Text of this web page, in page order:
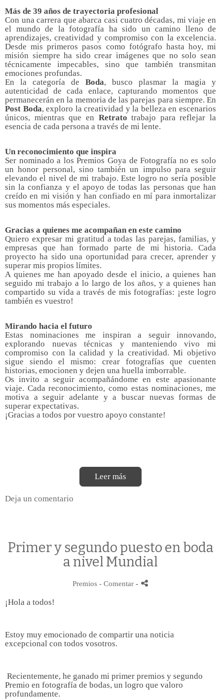
Más de 39 años de trayectoria profesional
Con una carrera que abarca casi cuatro décadas, mi viaje en
el mundo de la fotografía ha sido un camino lleno de
aprendizajes, creatividad y compromiso con la excelencia.
Desde mis primeros pasos como fotógrafo hasta hoy, mi
misión siempre ha sido crear imágenes que no solo sean
técnicamente impecables, sino que también transmitan
emociones profundas.
En la categoría de Boda, busco plasmar la magia y
autenticidad de cada enlace, capturando momentos que
permanecerán en la memoria de las parejas para siempre. En
Post Boda, exploro la creatividad y la belleza en escenarios
únicos, mientras que en Retrato trabajo para reflejar la
esencia de cada persona a través de mi lente.
Un reconocimiento que inspira
Ser nominado a los Premios Goya de Fotografía no es solo
un honor personal, sino también un impulso para seguir
elevando el nivel de mi trabajo. Este logro no sería posible
sin la confianza y el apoyo de todas las personas que han
creído en mi visión y han confiado en mí para inmortalizar
sus momentos más especiales.
Gracias a quienes me acompañan en este camino
Quiero expresar mi gratitud a todas las parejas, familias, y
empresas que han formado parte de mi historia. Cada
proyecto ha sido una oportunidad para crecer, aprender y
superar mis propios límites.
A quienes me han apoyado desde el inicio, a quienes han
seguido mi trabajo a lo largo de los años, y a quienes han
compartido su vida a través de mis fotografías: ¡este logro
también es vuestro!
Mirando hacia el futuro
Estas nominaciones me inspiran a seguir innovando,
explorando nuevas técnicas y manteniendo vivo mi
compromiso con la calidad y la creatividad. Mi objetivo
sigue siendo el mismo: crear fotografías que cuenten
historias, emocionen y dejen una huella imborrable.
Os invito a seguir acompañándome en este apasionante
viaje. Cada reconocimiento, como estas nominaciones, me
motiva a seguir adelante y a buscar nuevas formas de
superar expectativas.
¡Gracias a todos por vuestro apoyo constante!
Leer más
Deja un comentario
Primer y segundo puesto en boda
a nivel Mundial
Premios - Comentar -
¡Hola a todos!
Estoy muy emocionado de compartir una noticia
excepcional con todos vosotros.
Recientemente, he ganado mi primer premios y segundo
Premio en fotografía de bodas, un logro que valoro
profundamente.